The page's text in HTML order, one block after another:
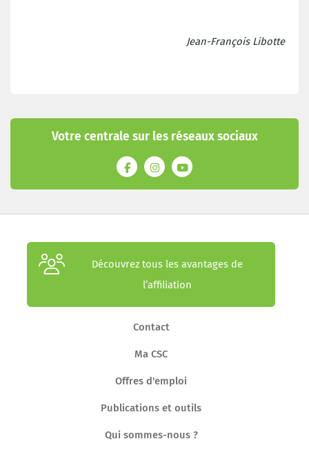
Jean-François Libotte
Votre centrale sur les réseaux sociaux
Découvrez tous les avantages de
l’affiliation
Contact
Ma CSC
Offres d'emploi
Publications et outils
Qui sommes-nous ?